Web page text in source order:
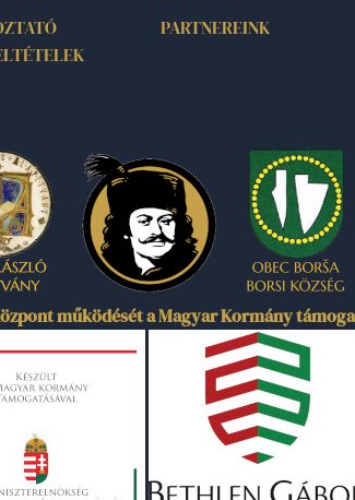
PARTNEREINK
működését a Magyar Kormány